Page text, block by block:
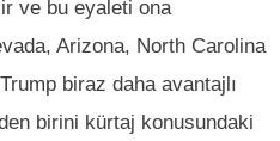
ve bu eyaleti ona
Arizona, North Carolina
biraz daha avantajlı
birini kürtaj konusundaki